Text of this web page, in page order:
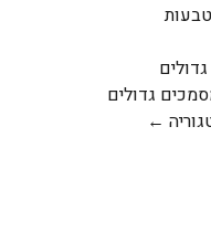
גדולים
←